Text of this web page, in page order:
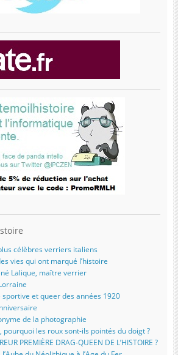
célèbres verriers italiens
vies qui ont marqué l’histoire
Lalique, maître verrier
et queer des années 1920
de la photographie
les roux sont-ils pointés du doigt ?
PREMIÈRE DRAG-QUEEN DE L’HISTOIRE ?